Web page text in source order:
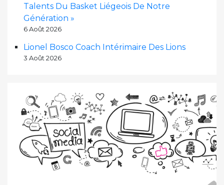
Talents Du Basket Liégeois De Notre
Génération »
6 Août 2026
Lionel Bosco Coach Intérimaire Des Lions
3 Août 2026